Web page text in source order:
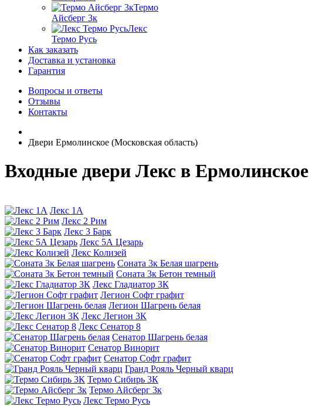
Термо
Айсберг 3к
Лекс
Термо Русь
Как заказать
Доставка и установка
Гарантия
Вопросы и ответы
Отзывы
Контакты
Двери Ермолинское (Московская область)
Входные двери Лекс в Ермолинское
Лекс 1А
Лекс 2 Рим
Лекс 3 Барк
Лекс 5А Цезарь
Лекс Колизей
Соната 3к Белая шагрень
Соната 3к Бетон темный
Лекс Гладиатор 3К
Легион Софт графит
Легион Шагрень белая
Лекс Легион 3К
Лекс Сенатор 8
Сенатор Шагрень белая
Сенатор Винорит
Сенатор Софт графит
Гранд Рояль Черный кварц
Термо Сибирь 3К
Термо Айсберг 3к
Лекс Термо Русь